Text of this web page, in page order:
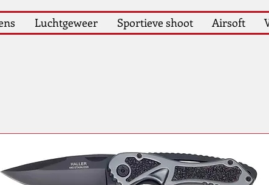
Luchtgeweer Sportieve shoot Airsoft